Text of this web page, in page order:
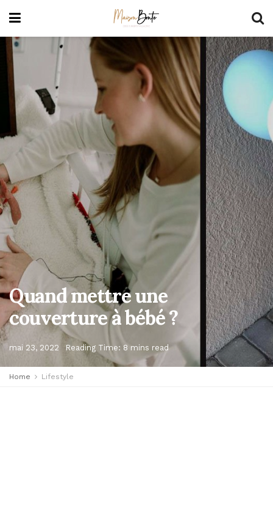
Quand mettre une
couverture à bébé ?
mai 23, 2022 Reading Time: 8 mins read
Home Lifestyle